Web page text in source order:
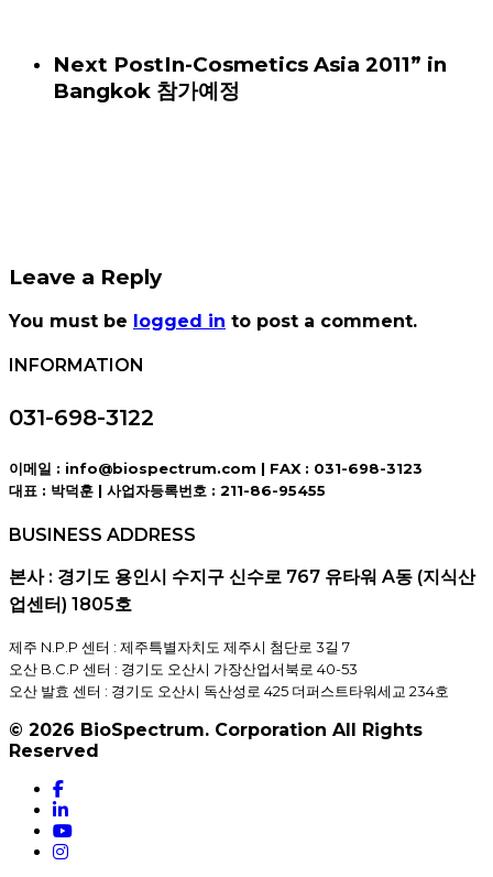
Next PostIn-Cosmetics Asia 2011” in
Bangkok 참가예정
Leave a Reply
You must be logged in to post a comment.
INFORMATION
031-698-3122
이메일 : info@biospectrum.com | FAX : 031-698-3123
대표 : 박덕훈 | 사업자등록번호 : 211-86-95455
BUSINESS ADDRESS
본사 : 경기도 용인시 수지구 신수로 767 유타워 A동 (지식산
업센터) 1805호
제주 N.P.P 센터 : 제주특별자치도 제주시 첨단로 3길 7
오산 B.C.P 센터 : 경기도 오산시 가장산업서북로 40-53
오산 발효 센터 : 경기도 오산시 독산성로 425 더퍼스트타워세교 234호
© 2026 BioSpectrum. Corporation All Rights
Reserved
facebook
linkedin
youtube
instagram